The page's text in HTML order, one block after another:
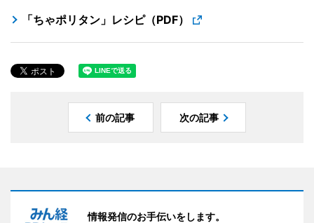
「ちゃポリタン」レシピ（PDF）
前の記事 次の記事
情報発信のお手伝いをします。